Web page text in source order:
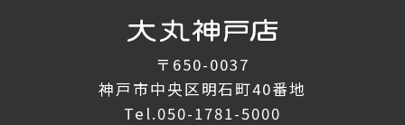
〒650-0037
神戸市中央区明石町40番地
Tel.050-1781-5000